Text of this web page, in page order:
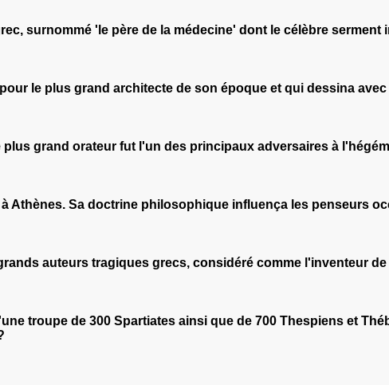
surnommé 'le père de la médecine' dont le célèbre
le plus grand architecte de son époque et qui dessina
plus grand orateur fut l'un des principaux adversaires à
à Athènes. Sa doctrine philosophique influença les penseurs
auteurs tragiques grecs, considéré comme l'inventeur
troupe de 300 Spartiates ainsi que de 700 Thespiens et